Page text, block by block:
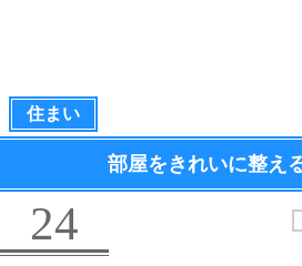
住まい
部屋をきれいに整え
24